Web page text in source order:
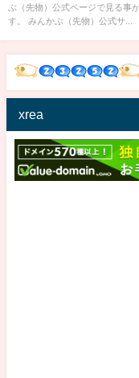
ぶ（先物）公式ページで見る事
す。 みんかぶ（先物）公式サ...
xrea